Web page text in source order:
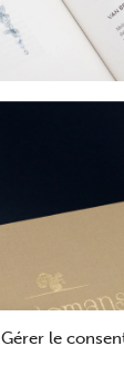
Gérer le